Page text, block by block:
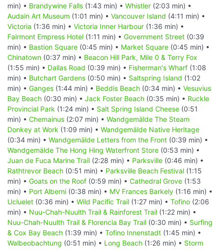
min) • Brandywine Falls (1:43 min) • Whistler (2:03 min) •
Audain Art Museum (1:01 min) • Vancouver Island (4:11 min) •
Victoria (1:36 min) • Victoria Inner Harbour (1:36 min) •
Fairmont Empress Hotel (1:11 min) • Government Street (0:39
min) • Bastion Square (0:45 min) • Market Square (0:45 min) •
Chinatown (0:37 min) • Beacon Hill Park, Mile 0 & Terry Fox
(1:55 min) • Dallas Road (0:39 min) • Fisherman's Wharf (1:08
min) • Butchart Gardens (0:50 min) • Saltspring Island (1:02
min) • Ganges (1:44 min) • Beddis Beach (0:34 min) • Vesuvius
Bay Beach (0:30 min) • Jack Foster Beach (0:35 min) • Ruckle
Provincial Park (1:24 min) • Salt Spring Island Cheese (0:51
min) • Chemainus (2:07 min) • Wandgemälde The Steam
Donkey at Work (1:09 min) • Wandgemälde Native Heritage
(0:34 min) • Wandgemälde Letters from the Front (0:39 min) •
Wandgemälde The Hong Hing Waterfront Store (0:53 min) •
Juan de Fuca Marine Trail (2:28 min) • Parksville (0:46 min) •
Rathtrevor Beach (0:51 min) • Parksville Beach Festival (1:15
min) • Goats on the Roof (0:59 min) • Cathedral Grove (1:53
min) • Port Alberni (0:38 min) • MV Frances Barkely (1:16 min) •
Ucluelet (0:36 min) • Wild Pacific Trail (1:27 min) • Tofino (2:06
min) • Nuu-Chah-Nuulth Trail & Rainforest Trail (1:22 min) •
Nuu-Chah-Nuulth Trail & Florencia Bay Trail (0:30 min) • Surfing
& Cox Bay Beach (1:39 min) • Tofino Innenstadt (1:45 min) •
Walbeobachtung (0:51 min) • Long Beach (1:26 min) • Storm